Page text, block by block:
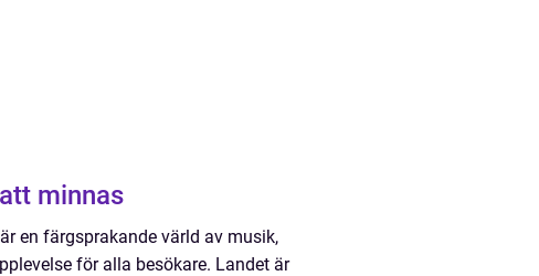
minnas
en färgsprakande värld av musik,
för alla besökare. Landet är